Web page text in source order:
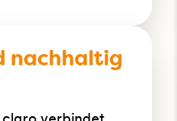
nachhaltig